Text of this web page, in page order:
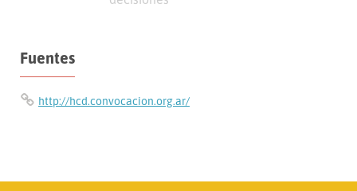
Fuentes
http://hcd.convocacion.org.ar/